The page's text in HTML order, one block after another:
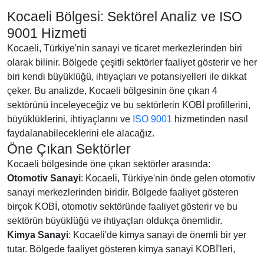
Kocaeli Bölgesi: Sektörel Analiz ve ISO
9001 Hizmeti
Kocaeli, Türkiye'nin sanayi ve ticaret merkezlerinden biri
olarak bilinir. Bölgede çeşitli sektörler faaliyet gösterir ve her
biri kendi büyüklüğü, ihtiyaçları ve potansiyelleri ile dikkat
çeker. Bu analizde, Kocaeli bölgesinin öne çıkan 4
sektörünü inceleyeceğiz ve bu sektörlerin KOBİ profillerini,
büyüklüklerini, ihtiyaçlarını ve ISO 9001 hizmetinden nasıl
faydalanabileceklerini ele alacağız.
Öne Çıkan Sektörler
Kocaeli bölgesinde öne çıkan sektörler arasında:
Otomotiv Sanayi: Kocaeli, Türkiye'nin önde gelen otomotiv
sanayi merkezlerinden biridir. Bölgede faaliyet gösteren
birçok KOBİ, otomotiv sektöründe faaliyet gösterir ve bu
sektörün büyüklüğü ve ihtiyaçları oldukça önemlidir.
Kimya Sanayi: Kocaeli'de kimya sanayi de önemli bir yer
tutar. Bölgede faaliyet gösteren kimya sanayi KOBİ'leri,